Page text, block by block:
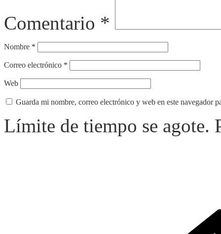
Comentario *
Nombre *
Correo electrónico *
Web
Guarda mi nombre, correo electrónico y web en este navegador
Límite de tiempo se agote.